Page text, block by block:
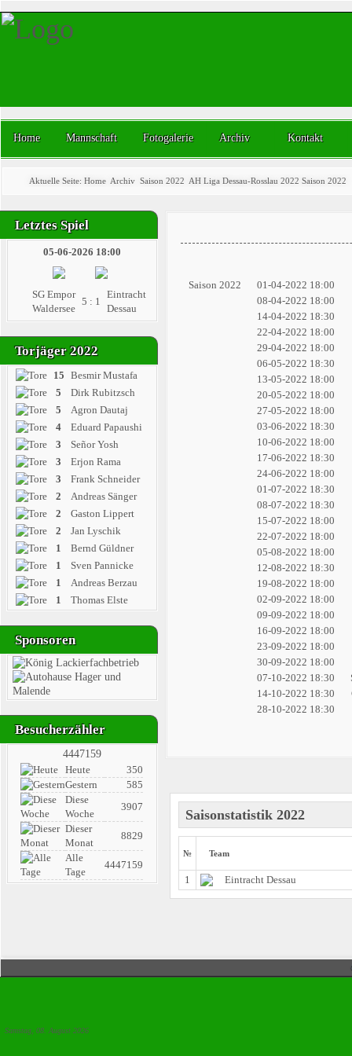
Home Mannschaft Fotogalerie Archiv Kontakt
Aktuelle Seite: Home Archiv Saison 2022 AH Liga Dessau-Rosslau 2022 Saison 2022
Letztes Spiel
05-06-2026 18:00
SG Empor
Waldersee
5 : 1
Eintracht
Dessau
Torjäger 2022
15 Besmir Mustafa
5
Dirk Rubitzsch
5
Agron Dautaj
4
Eduard Papaushi
3
Señor Yosh
3
Erjon Rama
3
Frank Schneider
2
Andreas Sänger
2
Gaston Lippert
2
Jan Lyschik
1
Bernd Güldner
1
Sven Pannicke
1
Andreas Berzau
1
Thomas Elste
Sponsoren
Besucherzähler
4447159
Heute
350
Gestern
585
Diese
Woche
3907
Dieser
Monat
8829
Alle
Tage
4447159
Saison 2022
01-04-2022 18:00
08-04-2022 18:00
14-04-2022 18:30
22-04-2022 18:00
29-04-2022 18:00
06-05-2022 18:30
13-05-2022 18:00
20-05-2022 18:00
27-05-2022 18:00
03-06-2022 18:30
10-06-2022 18:00
17-06-2022 18:30
24-06-2022 18:00
01-07-2022 18:30
08-07-2022 18:30
15-07-2022 18:00
22-07-2022 18:00
05-08-2022 18:00
12-08-2022 18:30
19-08-2022 18:00
02-09-2022 18:00
09-09-2022 18:00
16-09-2022 18:00
23-09-2022 18:00
30-09-2022 18:00
07-10-2022 18:30
14-10-2022 18:30
28-10-2022 18:30
Saisonstatistik 2022
№ Team
1 Eintracht Dessau
Samstag, 08. August 2026